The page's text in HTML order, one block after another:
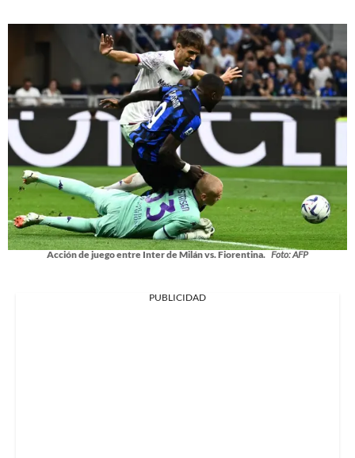
Acción de juego entre Inter de Milán vs. Fiorentina. Foto: AFP
PUBLICIDAD